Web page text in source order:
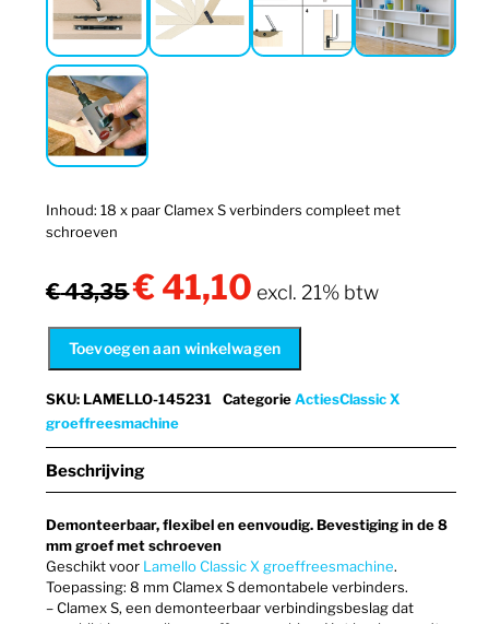
Inhoud: 18 x paar Clamex S verbinders compleet met
schroeven
€43,35Oorspronkelijke
was:
€ 43,35.
€41,10 Huidige
is:
€ 41,10.
excl. 21% btw
Toevoegen aan winkelwagen
SKU:LAMELLO-145231 CategorieActiesClassic X
groeffreesmachine
Beschrijving
Demonteerbaar, flexibel en eenvoudig. Bevestiging in de 8
mm groef met schroeven
Geschikt voor Lamello Classic X groeffreesmachine.
Toepassing: 8 mm Clamex S demontabele verbinders.
– Clamex S, een demonteerbaar verbindingsbeslag dat